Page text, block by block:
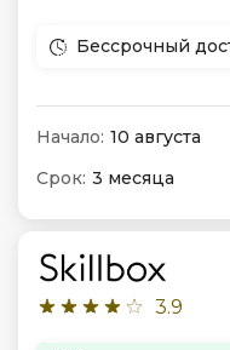
Бессрочный
Начало: 10 августа
Срок: 3 месяца
3.9